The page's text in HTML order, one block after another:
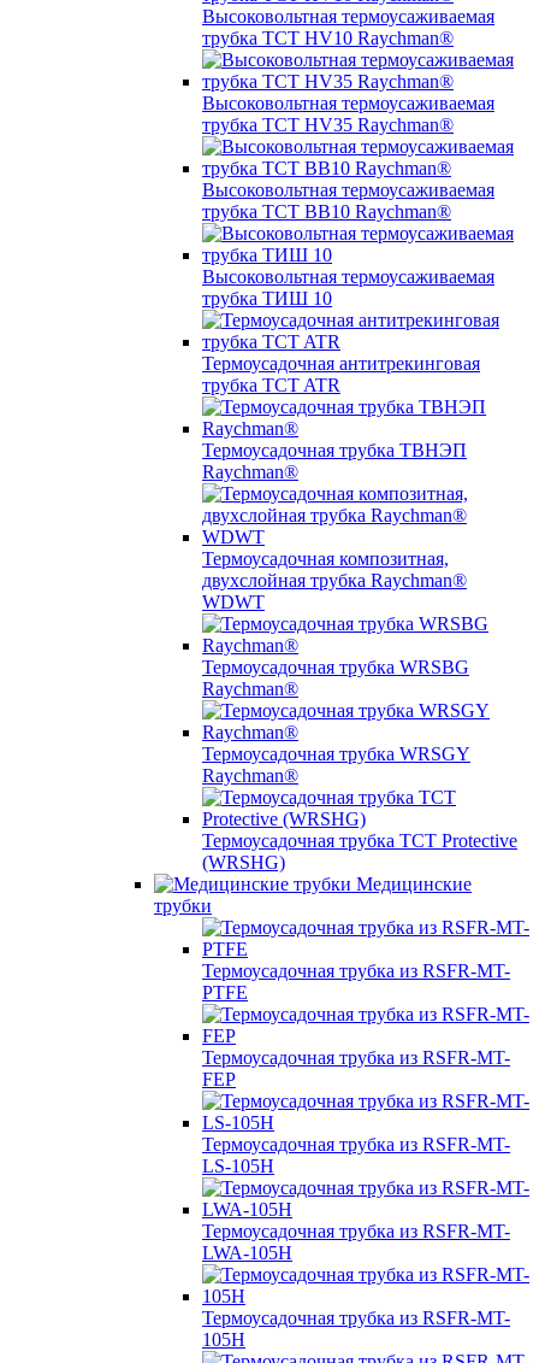
Высоковольтная термоусаживаемая
трубка TCT HV10 Raychman®
Высоковольтная термоусаживаемая
трубка TCT HV35 Raychman®
Высоковольтная термоусаживаемая
трубка TCT BB10 Raychman®
Высоковольтная термоусаживаемая
трубка ТИШ 10
Термоусадочная антитрекинговая
трубка TCT ATR
Термоусадочная трубка ТВНЭП
Raychman®
Термоусадочная композитная,
двухслойная трубка Raychman®
WDWT
Термоусадочная трубка WRSBG
Raychman®
Термоусадочная трубка WRSGY
Raychman®
Термоусадочная трубка TCT Protective
(WRSHG)
Медицинские
трубки
Термоусадочная трубка из RSFR-MT-
PTFE
Термоусадочная трубка из RSFR-MT-
FEP
Термоусадочная трубка из RSFR-MT-
LS-105H
Термоусадочная трубка из RSFR-MT-
LWA-105H
Термоусадочная трубка из RSFR-MT-
105H